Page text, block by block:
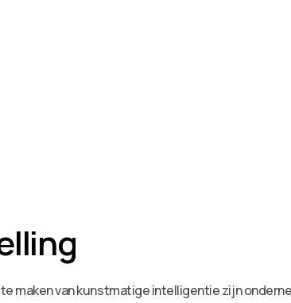
maken van kunstmatige intelligentie zijn